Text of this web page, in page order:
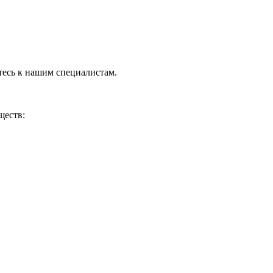
к нашим специалистам.